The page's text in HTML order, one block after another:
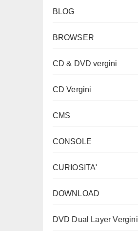
BLOG
BROWSER
CD & DVD vergini
CD Vergini
CMS
CONSOLE
CURIOSITA'
DOWNLOAD
DVD Dual Layer Vergini